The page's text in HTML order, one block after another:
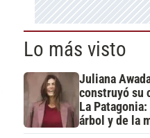
Lo más visto
Juliana
construyó su
La
árbol y de la